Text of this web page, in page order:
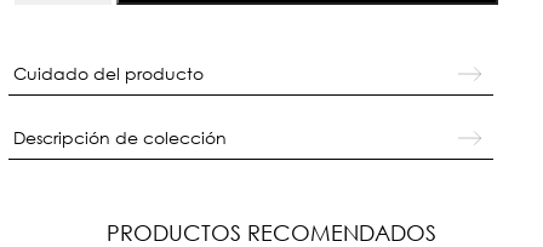
Cuidado del producto
Descripción de colección
PRODUCTOS RECOMENDADOS